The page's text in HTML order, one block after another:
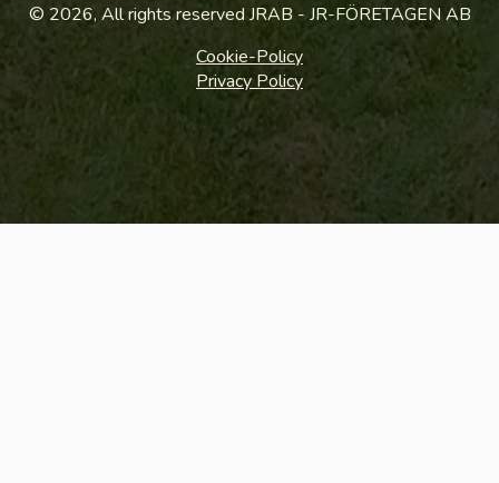
© 2026, All rights reserved JRAB - JR-FÖRETAGEN AB
Cookie-Policy
Privacy Policy